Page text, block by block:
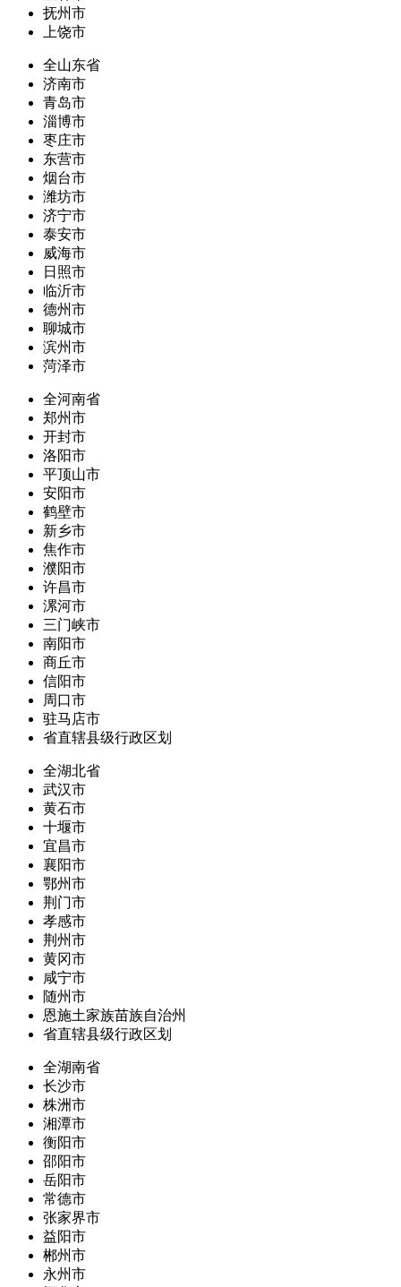
抚州市
上饶市
全山东省
济南市
青岛市
淄博市
枣庄市
东营市
烟台市
潍坊市
济宁市
泰安市
威海市
日照市
临沂市
德州市
聊城市
滨州市
菏泽市
全河南省
郑州市
开封市
洛阳市
平顶山市
安阳市
鹤壁市
新乡市
焦作市
濮阳市
许昌市
漯河市
三门峡市
南阳市
商丘市
信阳市
周口市
驻马店市
省直辖县级行政区划
全湖北省
武汉市
黄石市
十堰市
宜昌市
襄阳市
鄂州市
荆门市
孝感市
荆州市
黄冈市
咸宁市
随州市
恩施土家族苗族自治州
省直辖县级行政区划
全湖南省
长沙市
株洲市
湘潭市
衡阳市
邵阳市
岳阳市
常德市
张家界市
益阳市
郴州市
永州市